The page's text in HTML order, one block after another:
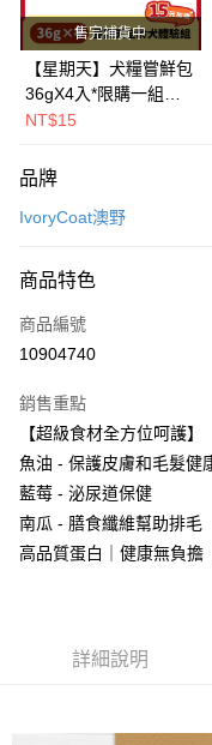
街口支付
悠遊付
Google Pay
AFTEE先享後付
相關說明
AFTEE先享後付是「在收到
便利好安心！
２．便利：只要手機號碼，
３．安心：先確認商品／服
【「AFTEE先享後付」結帳
結帳頁面，進行簡訊認證並
２．訂單成立數日內，您將
３．收到繳費通知簡訊後14
ATM／網路銀行／等多元方
※ 請注意：結帳手續完成當
購買商品的店家。未經商家
運送方式
全家取貨付款
每筆NT$80，滿
付款後全家取貨
每筆NT$80，滿
7-11取貨付款
每筆NT$80，滿
一般宅配
售完補貨中
【星期天】犬糧嘗鮮包
36gX4入*限購一組｜
鱈+鮭+牛+羊（效期
NT$15
品牌
IvoryCoat澳野
商品特色
商品編號
10904740
銷售重點
【超級食材全方位呵護】
魚油 - 保護皮膚和毛髮健
藍莓 - 泌尿道保健
南瓜 - 膳食纖維幫助排毛
高品質蛋白｜健康無負擔
詳細說明